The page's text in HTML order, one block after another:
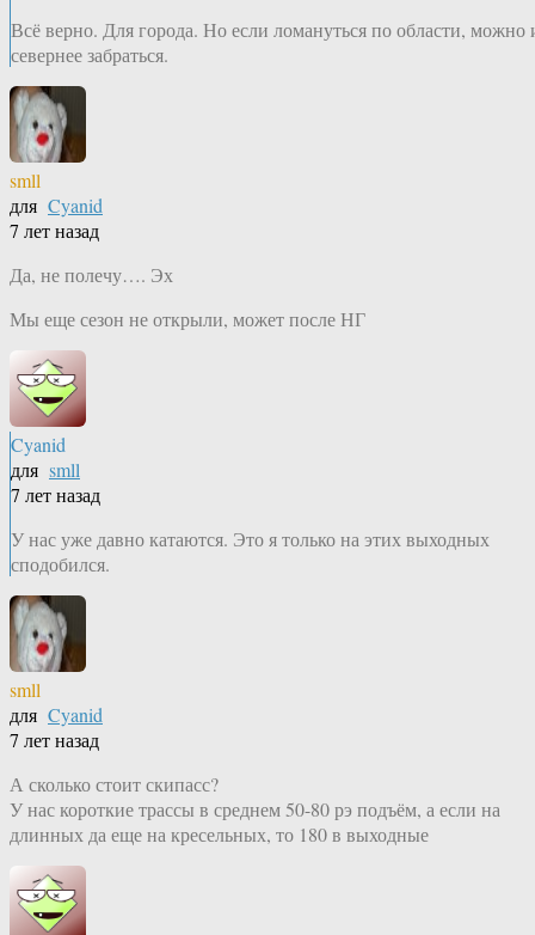
Всё верно. Для города. Но если ломануться по области, можно
севернее забраться.
smll
для Cyanid
7 лет назад
Да, не полечу…. Эх
Мы еще сезон не открыли, может после НГ
Cyanid
для smll
7 лет назад
У нас уже давно катаются. Это я только на этих выходных
сподобился.
smll
для Cyanid
7 лет назад
А сколько стоит скипасс?
У нас короткие трассы в среднем 50-80 рэ подъём, а если на
длинных да еще на кресельных, то 180 в выходные